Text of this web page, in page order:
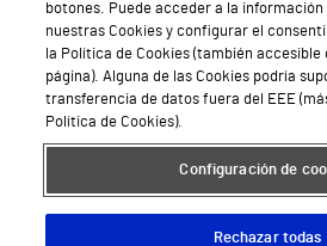
Teléfono Cita
Teléfono Atención al
Política de seguridad y
Conoce a
botones. Puede acceder a la
nuestras Cookies y configurar el
la Política de Cookies (también accesible
página). Alguna de las Cookies podría
transferencia de datos fuera del EEE
Política de Cookies).
Configuración de
Rechazar todas